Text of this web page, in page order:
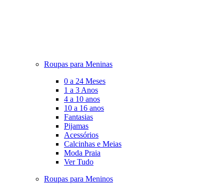
Roupas para Meninas
0 a 24 Meses
1 a 3 Anos
4 a 10 anos
10 a 16 anos
Fantasias
Pijamas
Acessórios
Calcinhas e Meias
Moda Praia
Ver Tudo
Roupas para Meninos